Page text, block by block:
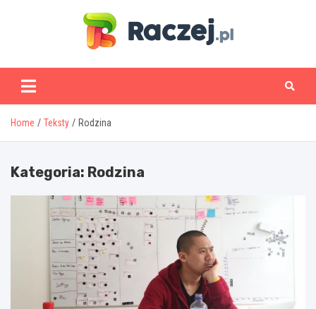
www.raczej.pl
Home Teksty Rodzina
Kategoria: Rodzina